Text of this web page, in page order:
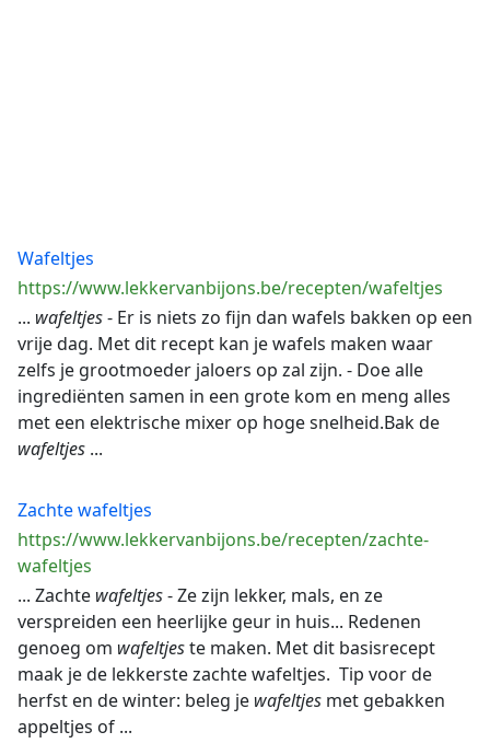
Wafeltjes
https://www.lekkervanbijons.be/recepten/wafeltjes
... wafeltjes- Er is niets zo fijn dan wafels bakken op een
vrije dag. Met dit recept kan je wafels maken waar
zelfs je grootmoeder jaloers op zal zijn. - Doe alle
ingrediënten samen in een grote kom en meng alles
met een elektrische mixer op hoge snelheid.Bak de
wafeltjes ...
Zachte wafeltjes
https://www.lekkervanbijons.be/recepten/zachte-
wafeltjes
... Zachte wafeltjes- Ze zijn lekker, mals, en ze
verspreiden een heerlijke geur in huis... Redenen
genoeg om wafeltjeste maken. Met dit basisrecept
maak je de lekkerste zachte wafeltjes. Tip voor de
herfst en de winter: beleg je wafeltjes met gebakken
appeltjes of ...